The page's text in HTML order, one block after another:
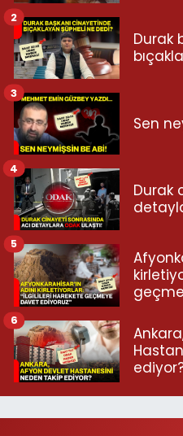
Durak
2
Sen
3
Durak
4
5
6